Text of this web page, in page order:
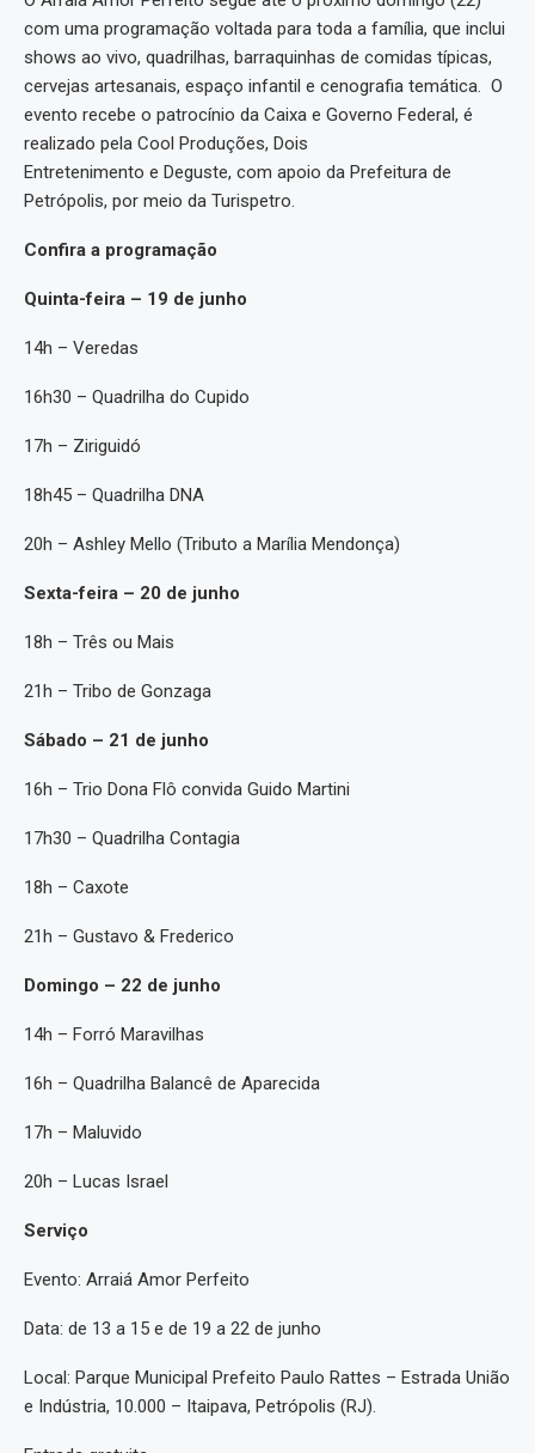
com uma programação voltada para toda a família, que inclui
shows ao vivo, quadrilhas, barraquinhas de comidas típicas,
cervejas artesanais, espaço infantil e cenografia temática. O
evento recebe o patrocínio da Caixa e Governo Federal, é
realizado pela Cool Produções, Dois
Entretenimento e Deguste, com apoio da Prefeitura de
Petrópolis, por meio da Turispetro.
Confira a programação
Quinta-feira – 19 de junho
14h – Veredas
16h30 – Quadrilha do Cupido
17h – Ziriguidó
18h45 – Quadrilha DNA
20h – Ashley Mello (Tributo a Marília Mendonça)
Sexta-feira – 20 de junho
18h – Três ou Mais
21h – Tribo de Gonzaga
Sábado – 21 de junho
16h – Trio Dona Flô convida Guido Martini
17h30 – Quadrilha Contagia
18h – Caxote
21h – Gustavo & Frederico
Domingo – 22 de junho
14h – Forró Maravilhas
16h – Quadrilha Balancê de Aparecida
17h – Maluvido
20h – Lucas Israel
Serviço
Evento: Arraiá Amor Perfeito
Data: de 13 a 15 e de 19 a 22 de junho
Local: Parque Municipal Prefeito Paulo Rattes – Estrada União
e Indústria, 10.000 – Itaipava, Petrópolis (RJ).